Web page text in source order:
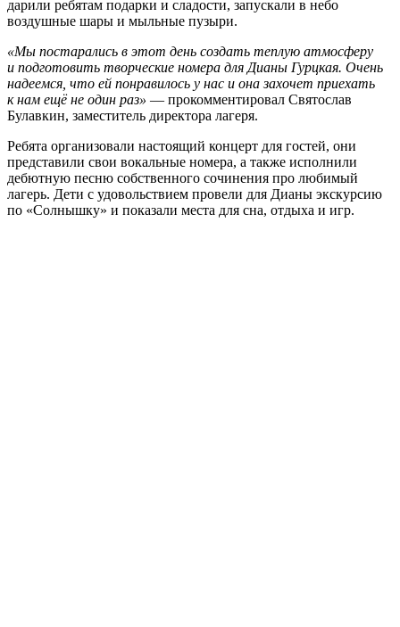
дарили ребятам подарки и сладости, запускали в небо
воздушные шары и мыльные пузыри.
«Мы постарались в этот день создать теплую атмосферу
и подготовить творческие номера для Дианы Гурцкая. Очень
надеемся, что ей понравилось у нас и она захочет приехать
к нам ещё не один раз» — прокомментировал Святослав
Булавкин, заместитель директора лагеря.
Ребята организовали настоящий концерт для гостей, они
представили свои вокальные номера, а также исполнили
дебютную песню собственного сочинения про любимый
лагерь. Дети с удовольствием провели для Дианы экскурсию
по «Солнышку» и показали места для сна, отдыха и игр.